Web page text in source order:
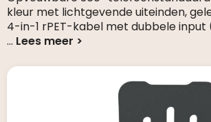
Elektronica & gadgets
kleur met lichtgevende uiteinden,
4-in-1 rPET-kabel met dubbele input
...